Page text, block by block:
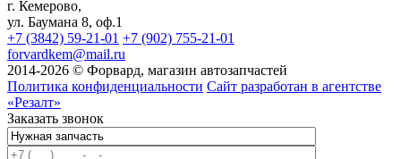
г. Кемерово,
ул. Баумана 8, оф.1
+7 (3842) 59-21-01 +7 (902) 755-21-01
forvardkem@mail.ru
2014-2026 © Форвард, магазин автозапчастей
Политика конфиденциальности Сайт разработан в агентстве
«Резалт»
Заказать звонок